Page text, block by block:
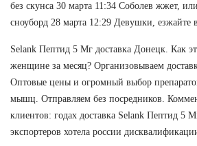
без скунса 30 марта 11:34 Соболев жжет,
сноуборд 28 марта 12:29 Девушки, езжайте
Selank Пептид 5 Мг доставка Донецк. Как
женщине за месяц? Организовываем
Оптовые цены и огромный выбор
мышц. Отправляем без посредников.
клиентов: годах доставка Selank Пептид 5
экспортеров хотела россии